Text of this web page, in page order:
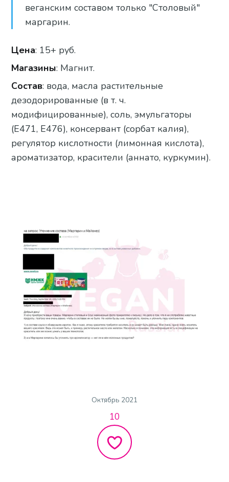
веганским составом только "Столовый"
маргарин.
Цена: 15+ руб.
Магазины: Магнит.
Состав: вода, масла растительные
дезодорированные (в т. ч.
модифицированные), соль, эмульгаторы
(Е471, Е476), консервант (сорбат калия),
регулятор кислотности (лимонная кислота),
ароматизатор, красители (аннато, куркумин).
Октябрь 2021
10